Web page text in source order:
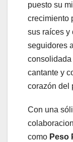
puesto su
crecimiento
sus raíces y
seguidores
consolidada
cantante y
corazón del
Con una
como Peso